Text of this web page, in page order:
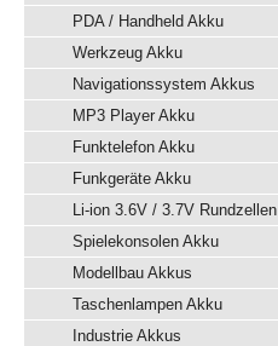
PDA / Handheld Akku
Werkzeug Akku
Navigationssystem Akkus
MP3 Player Akku
Funktelefon Akku
Funkgeräte Akku
Li-ion 3.6V / 3.7V Rundzellen
Spielekonsolen Akku
Modellbau Akkus
Taschenlampen Akku
Industrie Akkus